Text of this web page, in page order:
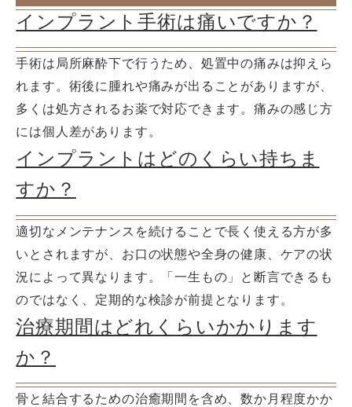
インプラント手術は痛いですか？
手術は局所麻酔下で行うため、処置中の痛みは抑えら
れます。術後に腫れや痛みが出ることがありますが、
多くは処方されるお薬で対応できます。痛みの感じ方
には個人差があります。
インプラントはどのくらい持ちま
すか？
適切なメンテナンスを続けることで長く使える方が多
いとされますが、お口の状態や全身の健康、ケアの状
況によって異なります。「一生もの」と断言できるも
のではなく、定期的な検診が前提となります。
治療期間はどれくらいかかります
か？
骨と結合するための治癒期間を含め、数か月程度かか